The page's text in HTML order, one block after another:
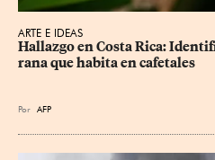
ARTE E IDEAS
Hallazgo en Costa Rica:
rana que habita en cafetales
Por AFP